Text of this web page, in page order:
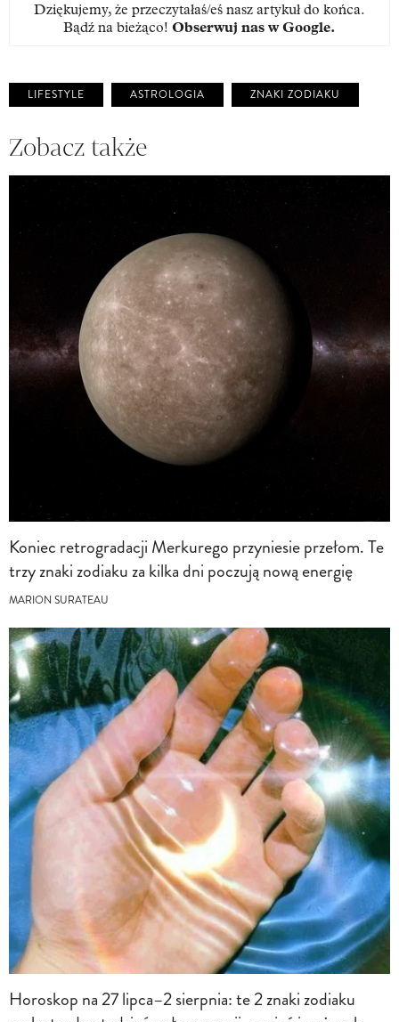
Dziękujemy, że przeczytałaś/eś nasz artykuł do końca.
Bądź na bieżąco! Obserwuj nas w Google.
LIFESTYLE ASTROLOGIA ZNAKI ZODIAKU
Zobacz także
Koniec retrogradacji Merkurego przyniesie przełom. Te
trzy znaki zodiaku za kilka dni poczują nową energię
MARION SURATEAU
Horoskop na 27 lipca–2 sierpnia: te 2 znaki zodiaku